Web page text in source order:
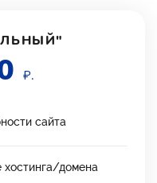
₽.
сайта
домена